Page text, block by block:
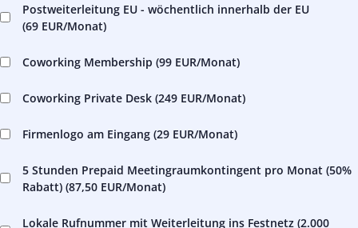
Postweiterleitung EU - wöchentlich innerhalb der EU
(69 EUR/Monat)
Coworking Membership (99 EUR/Monat)
Coworking Private Desk (249 EUR/Monat)
Firmenlogo am Eingang (29 EUR/Monat)
5 Stunden Prepaid Meetingraumkontingent pro Monat (50%
Rabatt) (87,50 EUR/Monat)
Lokale Rufnummer mit Weiterleitung ins Festnetz (2.000